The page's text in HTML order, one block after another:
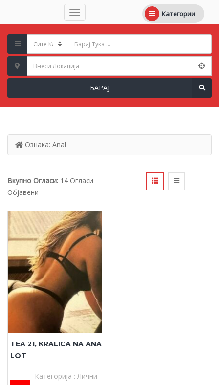
Категории
БАРАЈ
Ознака: Anal
Вкупно Огласи: 14 Огласи
Објавени
TEA 21, КRALICA NA АNA
LOT
Категорија :Лични